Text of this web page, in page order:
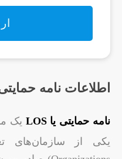
اطلاعات نامه
نامه حمایتی یا LOS
یک